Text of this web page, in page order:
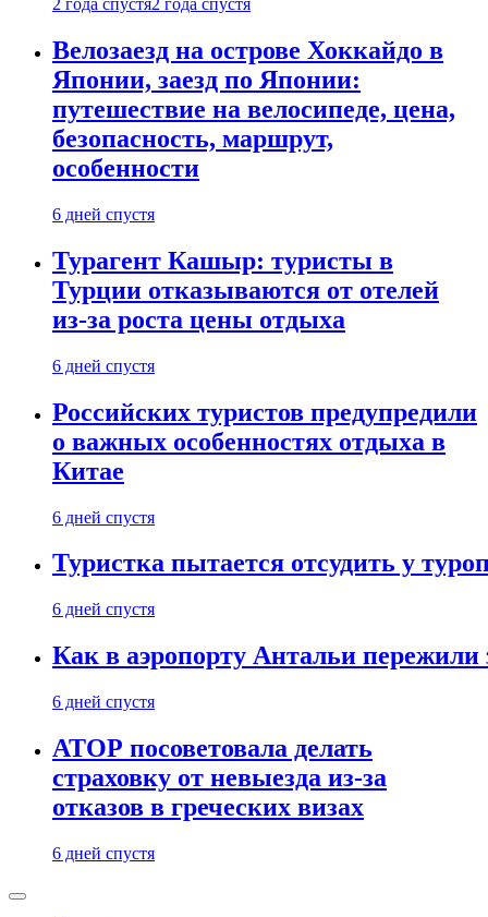
2 года спустя2 года спустя
Велозаезд на острове Хоккайдо в
Японии, заезд по Японии:
путешествие на велосипеде, цена,
безопасность, маршрут,
особенности
6 дней спустя
Турагент Кашыр: туристы в
Турции отказываются от отелей
из-за роста цены отдыха
6 дней спустя
Российских туристов предупредили
о важных особенностях отдыха в
Китае
6 дней спустя
Туристка пытается отсудить у
6 дней спустя
Как в аэропорту Антальи
6 дней спустя
АТОР посоветовала делать
страховку от невыезда из-за
отказов в греческих визах
6 дней спустя